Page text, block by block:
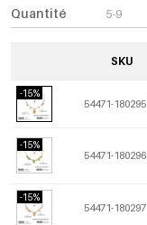
Quantité
5-9
SKU
-15%
54471-180295
-15%
54471-180296
-15%
54471-180297